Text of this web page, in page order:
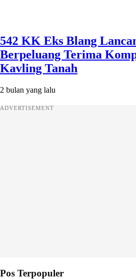
542 KK Eks Blang
Berpeluang Terima
Kavling Tanah
2 bulan yang lalu
ADVERTISEMENT
Pos Terpopuler